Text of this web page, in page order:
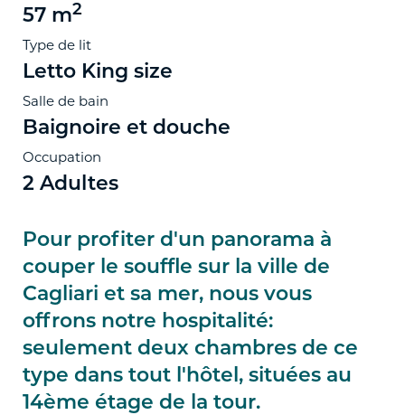
57 m2
Type de lit
Letto King size
Salle de bain
Baignoire et douche
Occupation
2 Adultes
Pour profiter d'un panorama à
couper le souffle sur la ville de
Cagliari et sa mer, nous vous
offrons notre hospitalité:
seulement deux chambres de ce
type dans tout l'hôtel, situées au
14ème étage de la tour.